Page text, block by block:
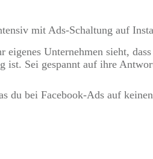
mit Ads-Schaltung auf
Unternehmen sieht,
Sei gespannt auf ihre
du bei Facebook-Ads auf